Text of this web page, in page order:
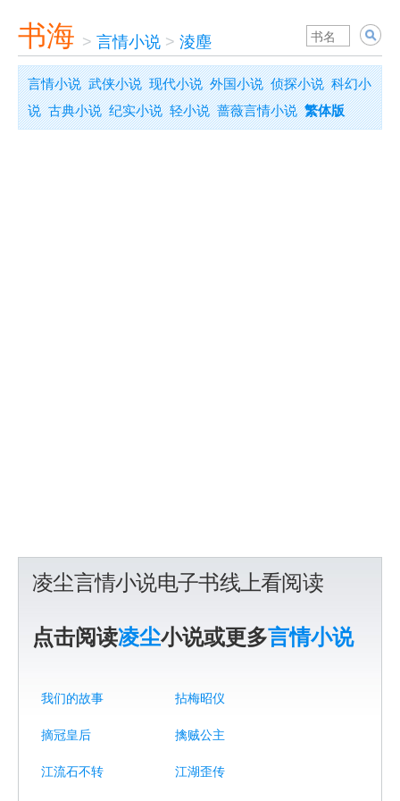
书海 > 言情小说 > 淩塵
言情小说 武侠小说 现代小说 外国小说 侦探小说 科幻小
说 古典小说 纪实小说 轻小说 蔷薇言情小说 繁体版
凌尘言情小说电子书线上看阅读
点击阅读凌尘小说或更多言情小说
我们的故事 拈梅昭仪
摘冠皇后 擒贼公主
江流石不转 江湖歪传